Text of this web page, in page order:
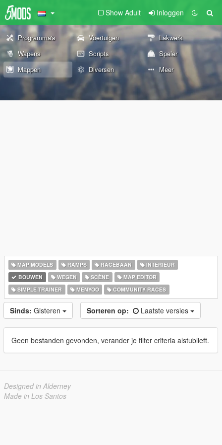
Show Adult Inloggen
Programma's Voertuigen
Lakwerk
Wapens
Scripts
Speler
Mappen
Diversen Meer
MAP MODELS RAMPS RACEBAAN
INTERIEUR
BOUWEN
WEGEN SCÈNE
MAP EDITOR
SIMPLE TRAINER
MENYOO COMMUNITY RACES
Sinds: Gisteren Sorteren op: Laatste versies
Geen bestanden gevonden, verander je filter criteria alstublieft.
Designed in Alderney
Made in Los Santos